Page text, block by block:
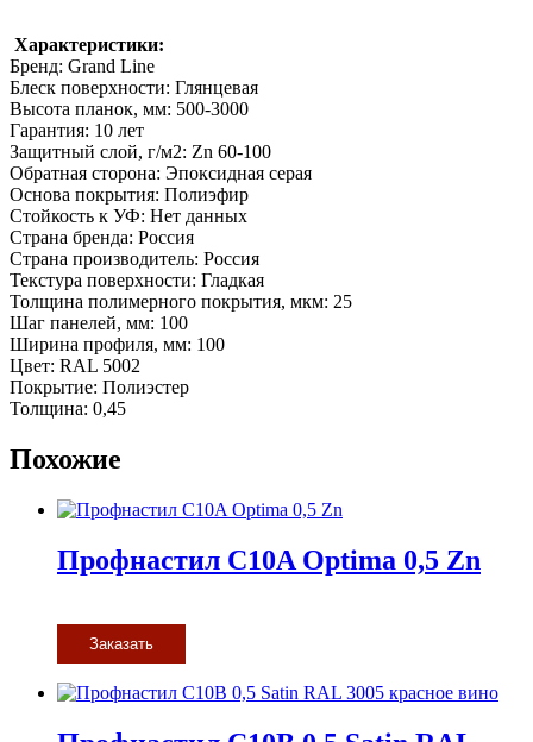
Характеристики:
Бренд: Grand Line
Блеск поверхности: Глянцевая
Высота планок, мм: 500-3000
Гарантия: 10 лет
Защитный слой, г/м2: Zn 60-100
Обратная сторона: Эпоксидная серая
Основа покрытия: Полиэфир
Стойкость к УФ: Нет данных
Страна бренда: Россия
Страна производитель: Россия
Текстура поверхности: Гладкая
Толщина полимерного покрытия, мкм: 25
Шаг панелей, мм: 100
Ширина профиля, мм: 100
Цвет: RAL 5002
Покрытие: Полиэстер
Толщина: 0,45
Похожие
Профнастил С10A Optima 0,5 Zn
Заказать